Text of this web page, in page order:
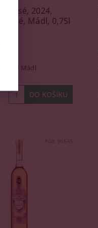
rosé, 2024,
Mádl, 0,75l
Mádl
Kód: 96645